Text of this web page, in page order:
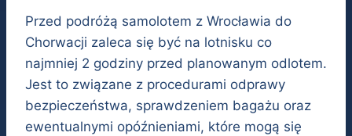
Przed podróżą samolotem z Wrocławia do
Chorwacji zaleca się być na lotnisku co
najmniej 2 godziny przed planowanym odlotem.
Jest to związane z procedurami odprawy
bezpieczeństwa, sprawdzeniem bagażu oraz
ewentualnymi opóźnieniami, które mogą się